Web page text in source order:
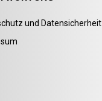
und Datensicherheit